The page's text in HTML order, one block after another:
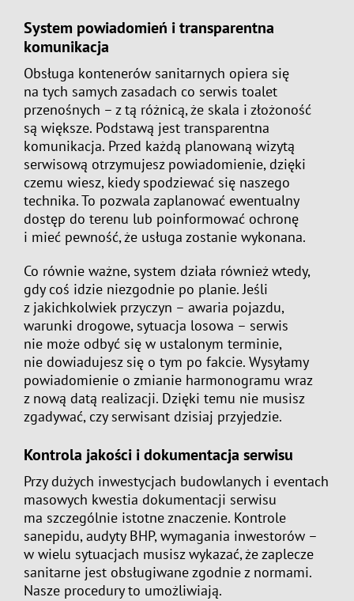
System powiadomień i transparentna
komunikacja
Obsługa kontenerów sanitarnych opiera się
na tych samych zasadach co serwis toalet
przenośnych – z tą różnicą, że skala i złożoność
są większe. Podstawą jest transparentna
komunikacja. Przed każdą planowaną wizytą
serwisową otrzymujesz powiadomienie, dzięki
czemu wiesz, kiedy spodziewać się naszego
technika. To pozwala zaplanować ewentualny
dostęp do terenu lub poinformować ochronę
i mieć pewność, że usługa zostanie wykonana.
Co równie ważne, system działa również wtedy,
gdy coś idzie niezgodnie po planie. Jeśli
z jakichkolwiek przyczyn – awaria pojazdu,
warunki drogowe, sytuacja losowa – serwis
nie może odbyć się w ustalonym terminie,
nie dowiadujesz się o tym po fakcie. Wysyłamy
powiadomienie o zmianie harmonogramu wraz
z nową datą realizacji. Dzięki temu nie musisz
zgadywać, czy serwisant dzisiaj przyjedzie.
Kontrola jakości i dokumentacja serwisu
Przy dużych inwestycjach budowlanych i eventach
masowych kwestia dokumentacji serwisu
ma szczególnie istotne znaczenie. Kontrole
sanepidu, audyty BHP, wymagania inwestorów –
w wielu sytuacjach musisz wykazać, że zaplecze
sanitarne jest obsługiwane zgodnie z normami.
Nasze procedury to umożliwiają.